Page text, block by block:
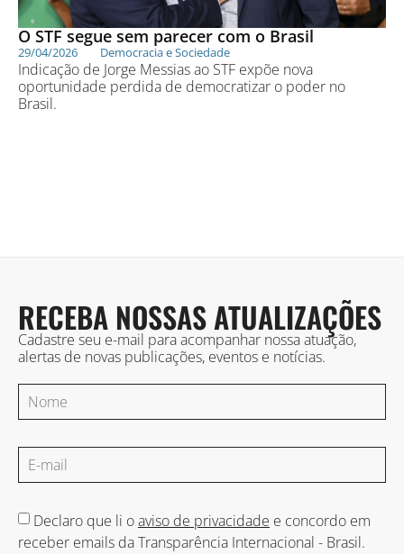
O STF segue sem parecer com o Brasil
29/04/2026 Democracia e Sociedade
Indicação de Jorge Messias ao STF expõe nova
oportunidade perdida de democratizar o poder no
Brasil.
RECEBA NOSSAS ATUALIZAÇÕES
Cadastre seu e-mail para acompanhar nossa atuação,
alertas de novas publicações, eventos e notícias.
Declaro que li oaviso de privacidade e concordo em
receber emails da Transparência Internacional - Brasil.